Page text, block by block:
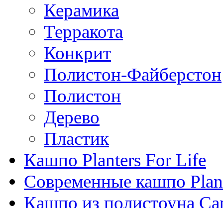
Керамика
Терракота
Конкрит
Полистон-Файберстон
Полистон
Дерево
Пластик
Кашпо Planters For Life
Современные кашпо
Кашпо из полистоуна